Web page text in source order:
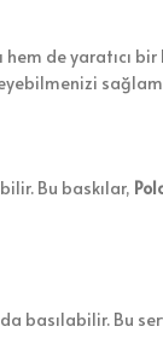
de yaratıcı bir
Bu baskılar,
basılabilir. Bu